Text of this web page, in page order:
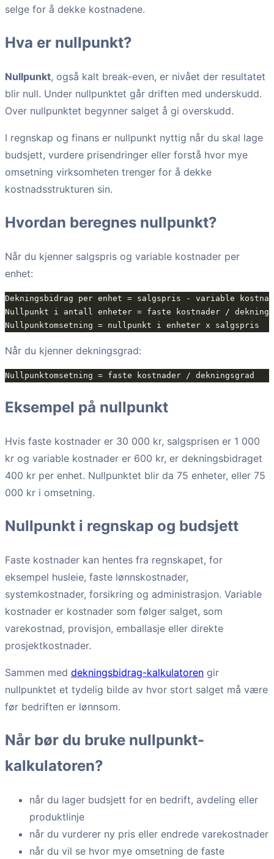
selge for å dekke kostnadene.
Hva er nullpunkt?
Nullpunkt, også kalt break-even, er nivået der resultatet
blir null. Under nullpunktet går driften med underskudd.
Over nullpunktet begynner salget å gi overskudd.
I regnskap og finans er nullpunkt nyttig når du skal lage
budsjett, vurdere prisendringer eller forstå hvor mye
omsetning virksomheten trenger for å dekke
kostnadsstrukturen sin.
Hvordan beregnes nullpunkt?
Når du kjenner salgspris og variable kostnader per
enhet:
Når du kjenner dekningsgrad:
Eksempel på nullpunkt
Hvis faste kostnader er 30 000 kr, salgsprisen er 1 000
kr og variable kostnader er 600 kr, er dekningsbidraget
400 kr per enhet. Nullpunktet blir da 75 enheter, eller 75
000 kr i omsetning.
Nullpunkt i regnskap og budsjett
Faste kostnader kan hentes fra regnskapet, for
eksempel husleie, faste lønnskostnader,
systemkostnader, forsikring og administrasjon. Variable
kostnader er kostnader som følger salget, som
varekostnad, provisjon, emballasje eller direkte
prosjektkostnader.
Sammen med dekningsbidrag-kalkulatoren gir
nullpunktet et tydelig bilde av hvor stort salget må være
før bedriften er lønnsom.
Når bør du bruke nullpunkt-
kalkulatoren?
når du lager budsjett for en bedrift, avdeling eller
produktlinje
når du vurderer ny pris eller endrede varekostnader
når du vil se hvor mye omsetning de faste